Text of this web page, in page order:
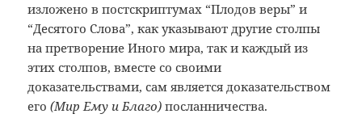
изложено в постскриптумах “Плодов веры” и
“Десятого Слова”, как указывают другие столпы
на претворение Иного мира, так и каждый из
этих столпов, вместе со своими
доказательствами, сам является доказательством
его(Мир Ему и Благо) посланничества.